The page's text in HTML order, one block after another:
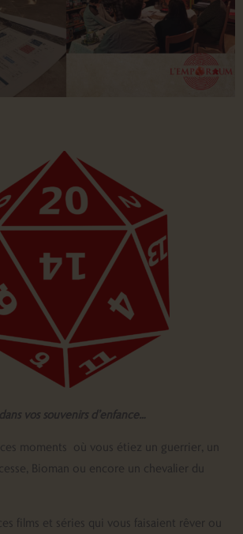
vos souvenirs d’enfance…
moments où vous étiez un guerrier, un
Bioman ou encore un chevalier du
films et séries qui vous faisaient rêver ou